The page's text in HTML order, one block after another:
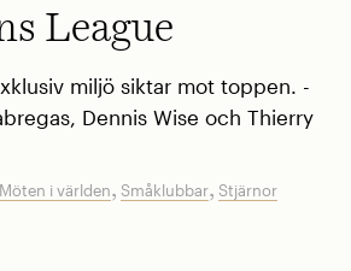
League
miljö siktar mot toppen.
Dennis Wise och Thierry
Möten i världen,Småklubbar,Stjärnor